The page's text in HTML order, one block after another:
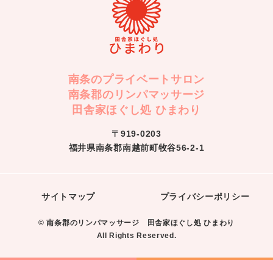
南条のプライベートサロン
南条郡のリンパマッサージ
田舎家ほぐし処 ひまわり
〒919-0203
福井県南条郡南越前町牧谷56-2-1
サイトマップ プライバシーポリシー
© 南条郡のリンパマッサージ 田舎家ほぐし処 ひまわり
All Rights Reserved.